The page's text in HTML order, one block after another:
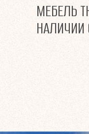
МЕБЕЛЬ